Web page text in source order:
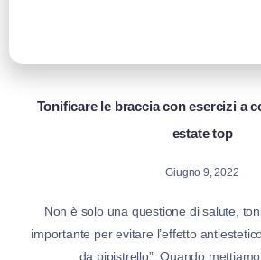
Tonificare le braccia con esercizi a
estate top
Giugno 9, 2022
Non è solo una questione di salute,
importante per evitare l’effetto
da pipistrello”. Quando